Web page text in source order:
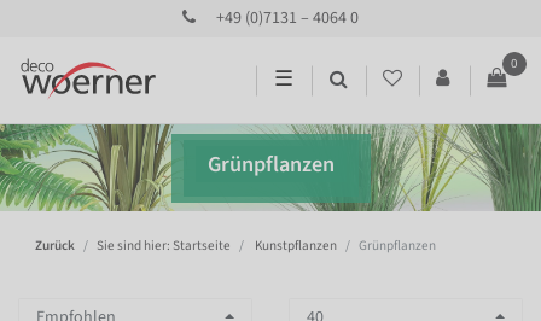
+49 (0)7131 – 4064 0
☰
0
Grünpflanzen
Zurück Sie sind hier: Startseite Kunstpflanzen Grünpflanzen